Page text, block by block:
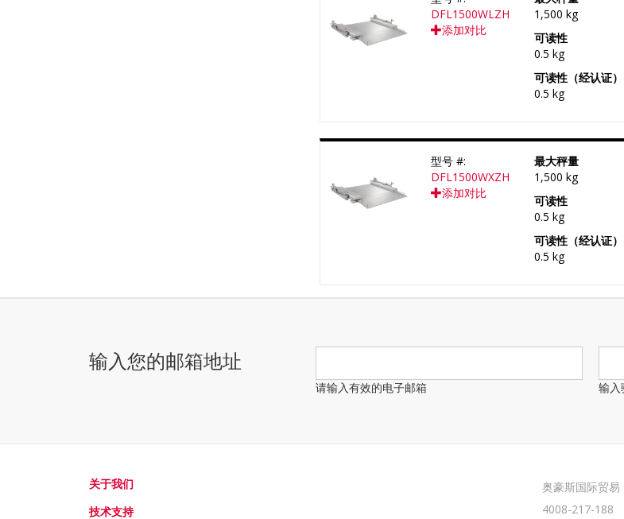
DFL1500WLZH
添加对比
1,500 kg
可读性
0.5 kg
可读性（经认证）
0.5 kg
型号 #:
DFL1500WXZH
添加对比
最大秤量
1,500 kg
可读性
0.5 kg
可读性（经认证）
0.5 kg
输入您的邮箱地址
请输入有效的电子邮箱 输入
关于我们
技术支持
奥豪斯国际贸易
4008-217-188